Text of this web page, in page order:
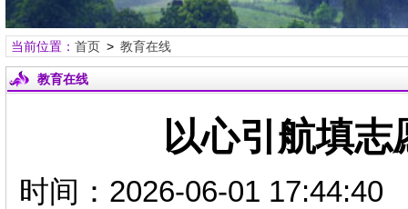
当前位置： 首页> 教育在线
教育在线
以心引航填志
时间：2026-06-01